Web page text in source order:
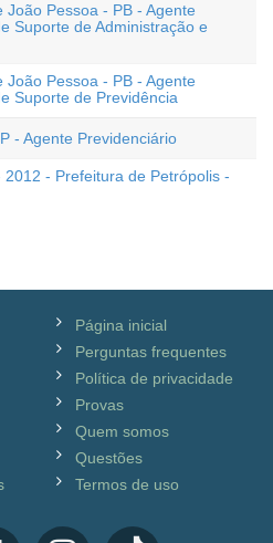
Pessoa - PB - Agente
Suporte de Administração e
Pessoa - PB - Agente
Suporte de Previdência
- Agente Previdenciário
2012 - Prefeitura de Petrópolis -
Página inicial
Perguntas frequentes
Política de privacidade
Provas
Quem somos
Questões
Termos de uso